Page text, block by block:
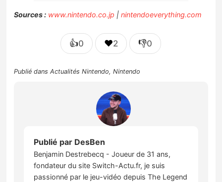
Sources : www.nintendo.co.jp |nintendoeverything.com
👍0 ❤️2 👎0
Publié dansActualités Nintendo,Nintendo
Publié par DesBen
Benjamin Destrebecq - Joueur de 31 ans,
fondateur du site Switch-Actu.fr, je suis
passionné par le jeu-vidéo depuis The Legend